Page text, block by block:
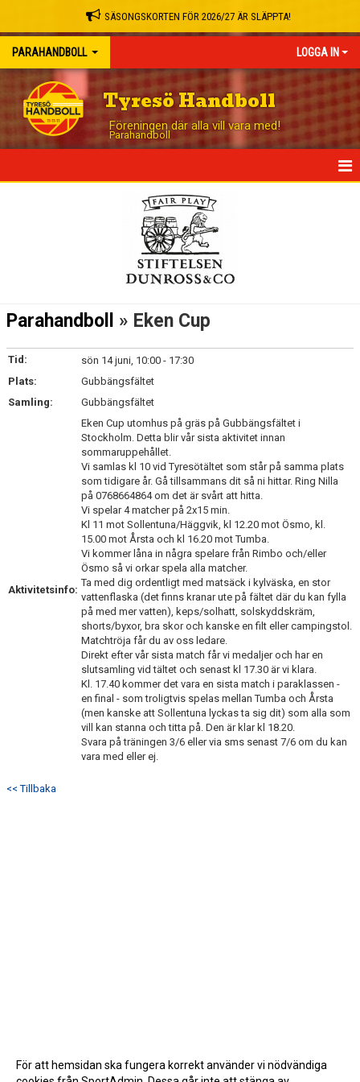
SÄSONGSKORTEN FÖR 2026/27 ÄR SLÄPPTA!
PARAHANDBOLL LOGGA IN
Tyresö Handboll
Föreningen där alla vill vara med!
Parahandboll
OM PARAHANDBOLL
ANMÄLAN PARAHANDBOLL
Parahandboll » Eken Cup
Tid:
sön 14 juni, 10:00 - 17:30
Plats:
Gubbängsfältet
Samling:
Gubbängsfältet
Aktivitetsinfo:
Eken Cup utomhus på gräs på Gubbängsfältet i
Stockholm. Detta blir vår sista aktivitet innan
sommaruppehållet.
Vi samlas kl 10 vid Tyresötältet som står på samma plats
som tidigare år. Gå tillsammans dit så ni hittar. Ring Nilla
på 0768664864 om det är svårt att hitta.
Vi spelar 4 matcher på 2x15 min.
Kl 11 mot Sollentuna/Häggvik, kl 12.20 mot Ösmo, kl.
15.00 mot Årsta och kl 16.20 mot Tumba.
Vi kommer låna in några spelare från Rimbo och/eller
Ösmo så vi orkar spela alla matcher.
Ta med dig ordentligt med matsäck i kylväska, en stor
vattenflaska (det finns kranar ute på fältet där du kan fylla
på med mer vatten), keps/solhatt, solskyddskräm,
shorts/byxor, bra skor och kanske en filt eller campingstol.
Matchtröja får du av oss ledare.
Direkt efter vår sista match får vi medaljer och har en
slutsamling vid tältet och senast kl 17.30 är vi klara.
Kl. 17.40 kommer det vara en sista match i paraklassen -
en final - som troligtvis spelas mellan Tumba och Årsta
(men kanske att Sollentuna lyckas ta sig dit) som alla som
vill kan stanna och titta på. Den är klar kl 18.20.
Svara på träningen 3/6 eller via sms senast 7/6 om du kan
vara med eller ej.
<< Tillbaka
För att hemsidan ska fungera korrekt använder vi nödvändiga